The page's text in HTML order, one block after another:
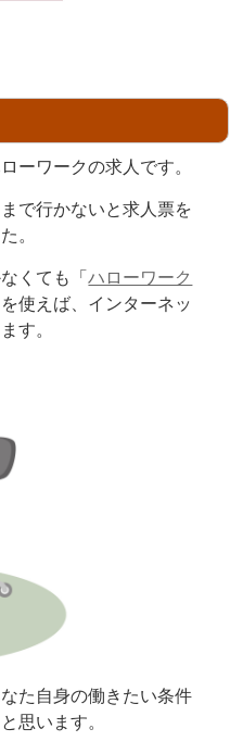
ーワークの求人です。
で行かないと求人票を
。
くても「ハローワーク
を使えば、インターネッ
す。
た自身の働きたい条件
思います。